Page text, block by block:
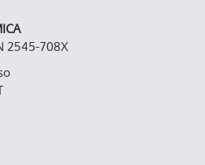
2545-708X